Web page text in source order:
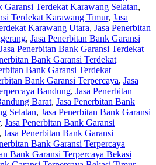
Garansi Terdekat Karawang Selatan,
Terdekat Karawang Timur, Jasa
Karawang Utara, Jasa Penerbitan
, Jasa Penerbitan Bank Garansi
Jasa Penerbitan Bank Garansi Terdekat
Bank Garansi Terdekat
Bank Garansi Terdekat
Bank Garansi Terpercaya, Jasa
Bandung, Jasa Penerbitan
Barat, Jasa Penerbitan Bank
Selatan, Jasa Penerbitan Bank Garansi
, Jasa Penerbitan Bank Garansi
, Jasa Penerbitan Bank Garansi
Bank Garansi Terpercaya
Bank Garansi Terpercaya Bekasi